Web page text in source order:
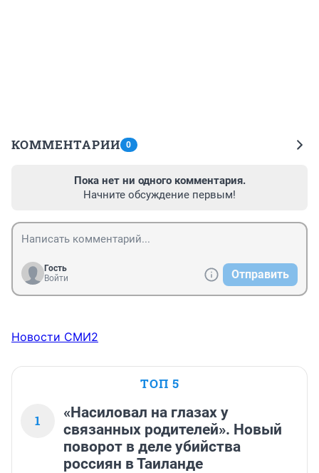
КОММЕНТАРИИ 0
Пока нет ни одного комментария.
Начните обсуждение первым!
Гость
Войти
Отправить
Новости СМИ2
ТОП 5
1
«Насиловал на глазах у
связанных родителей». Новый
поворот в деле убийства
россиян в Таиланде